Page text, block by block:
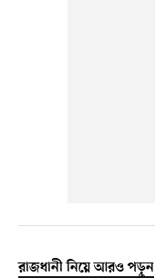
রাজধানী নিয়ে আরও পড়ুন